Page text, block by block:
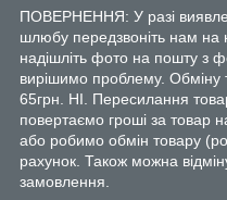
ПОВЕРНЕННЯ: У разі
шлюбу передзвоніть нам на
надішліть фото на пошту з
вирішимо проблему.
65грн. НІ. Пересилання
повертаємо гроші за товар
або робимо обмін товару
рахунок. Також можна
замовлення.